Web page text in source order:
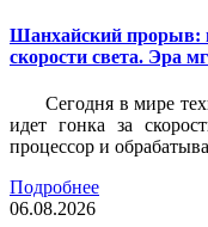
Шанхайский прорыв:
скорости света. Эра
Сегодня в мире
идет гонка за
процессор и
Подробнее
06.08.2026